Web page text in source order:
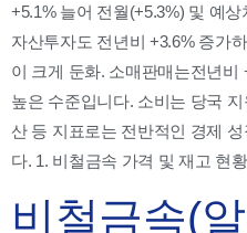
+5.1% 늘어 전월(+5.3%) 및 예
자산투자도 전년비 +3.6% 증가
이 크게 둔화. 소매판매는전년비
높은 수준입니다. 소비는 당국
산 등 지표로는 전반적인 경제
다. 1. 비철금속 가격 및 재고 현
비철금속(